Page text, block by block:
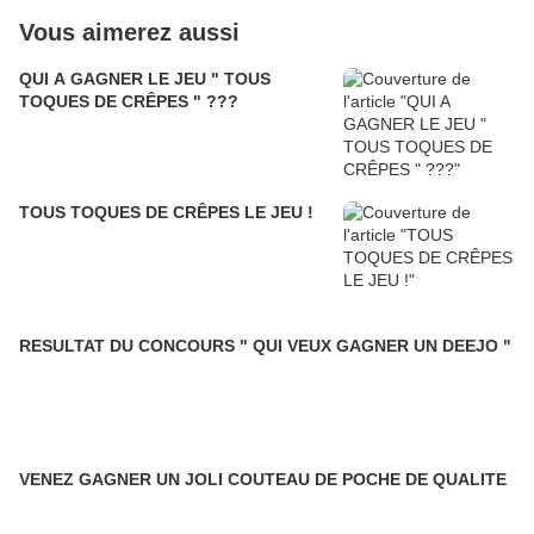
Vous aimerez aussi
QUI A GAGNER LE JEU " TOUS
TOQUES DE CRÊPES " ???
TOUS TOQUES DE CRÊPES LE JEU !
RESULTAT DU CONCOURS " QUI VEUX GAGNER UN DEEJO "
VENEZ GAGNER UN JOLI COUTEAU DE POCHE DE QUALITE